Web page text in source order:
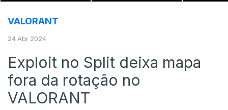
VALORANT
24 Abr 2024
Exploit no Split deixa mapa
fora da rotação no
VALORANT